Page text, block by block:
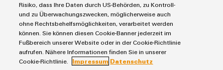
Digital
Engineering
auf einem
‒ intuitiv,
unkompliziert,
schnell
Weidmüller GmbH & Co KG
Klingenbergstraße 26
32758 Detmold
Tel.: +49 5231 14-280
Risiko, dass Ihre Daten durch US-Behörden, zu Kontroll-
und zu Überwachungszwecken, möglicherweise auch
ohne Rechtsbehelfsmöglichkeiten, verarbeitet werden
können. Sie können diesen Cookie-Banner jederzeit im
Fußbereich unserer Website oder in der Cookie-Richtlinie
aufrufen. Nähere Informationen finden Sie in unserer
Cookie-Richtlinie.
Impressum Datenschutz